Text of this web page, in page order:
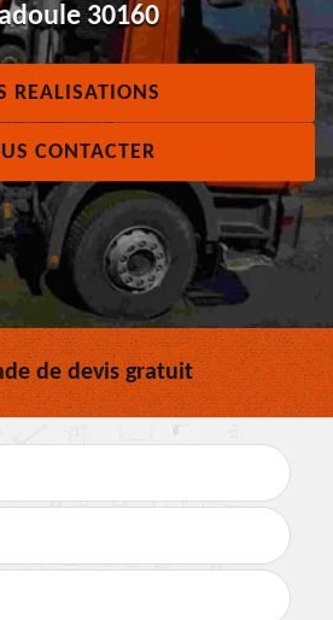
30160
REALISATIONS
CONTACTER
de devis gratuit